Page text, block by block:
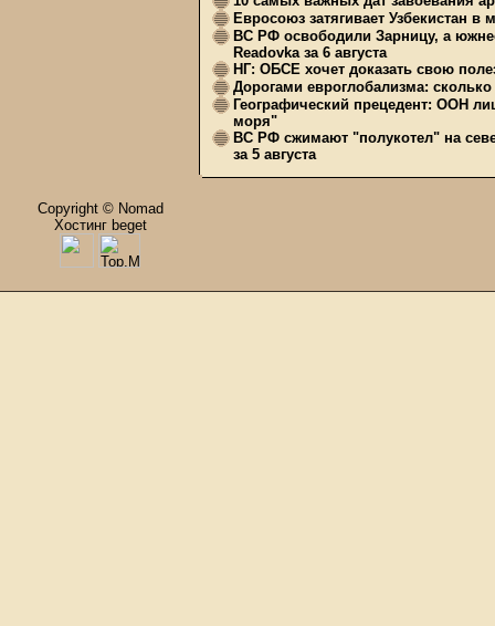
Евросоюз затягивает Узбекистан
ВС РФ освободили Зарницу, а
Readovka за 6 августа
НГ: ОБСЕ хочет доказать свою
Дорогами евроглобализма:
Географический прецедент: ООН
моря"
ВС РФ сжимают "полукотел" на
за 5 августа
Copyright © Nomad
Хостинг beget